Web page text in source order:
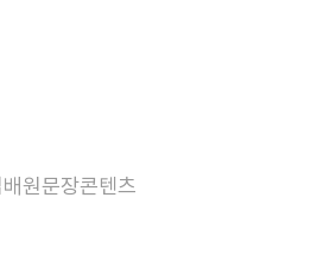
원문장콘텐츠